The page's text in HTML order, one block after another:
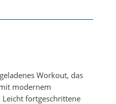
Workout, das
modernem
fortgeschrittene